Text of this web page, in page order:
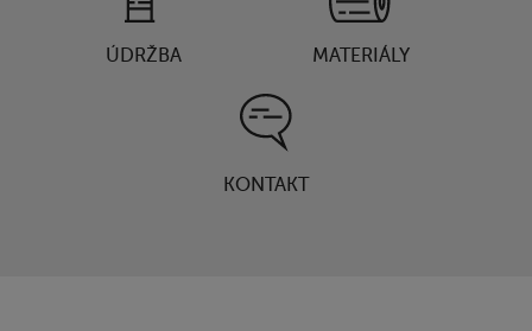
ÚDRŽBA MATERIÁLY
KONTAKT